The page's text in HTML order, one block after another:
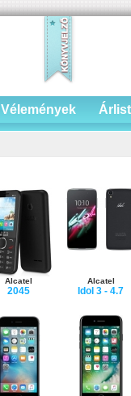
Vélemények
Alcatel
2045
Alcatel
Idol 3 - 4.7